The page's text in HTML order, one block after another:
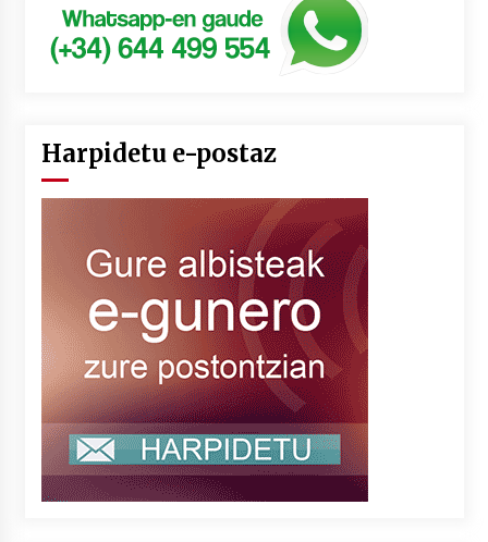
Harpidetu e-postaz